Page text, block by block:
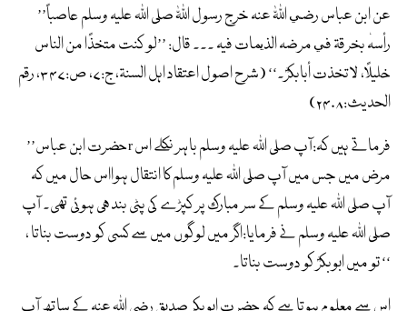
’’عن ابن عباس رضي اللّٰہ عنہ خرج رسول اللّٰہ صلی اللہ علیہ وسلم عاصباً
رأسہٗ بخرقۃ في مرضہ الذيمات فیہ ۔۔۔ قال: ’’لو کنت متخذًا من الناس
خلیلاً، لاتخذت أبابکرؓ۔‘‘ (شرح اصول اعتقاد اہل السنۃ، ج:۷، ص:۳۴۷، رقم
الحدیث:۲۴۰۸)
’’حضرت ابن عباسr فرماتے ہیں کہ:آپ صلی اللہ علیہ وسلم باہر نکلے اس
مرض میں جس میں آپ صلی اللہ علیہ وسلم کا انتقال ہوااس حال میں کہ
آپ صلی اللہ علیہ وسلم کے سر مبارک پر کپڑے کی پٹی بندھی ہوئی تھی۔ آپ
صلی اللہ علیہ وسلم نے فرمایا:اگر میں لوگوں میں سے کسی کو دوست بناتا ،
تو میں ابوبکرؓ کو دوست بناتا۔ ‘‘